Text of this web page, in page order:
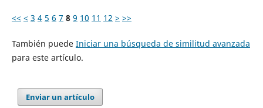
<< < 3 4 5 6 7 8 9 10 11 12 > >>
También puede Iniciar una búsqueda de similitud avanzada
para este artículo.
Enviar un artículo